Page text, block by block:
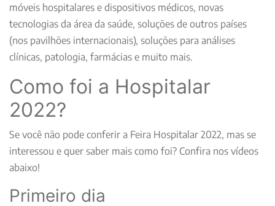
móveis hospitalares e dispositivos médicos, novas
tecnologias da área da saúde, soluções de outros países
(nos pavilhões internacionais), soluções para análises
clínicas, patologia, farmácias e muito mais.
Como foi a Hospitalar
2022?
Se você não pode conferir a Feira Hospitalar 2022, mas se
interessou e quer saber mais como foi? Confira nos vídeos
abaixo!
Primeiro dia